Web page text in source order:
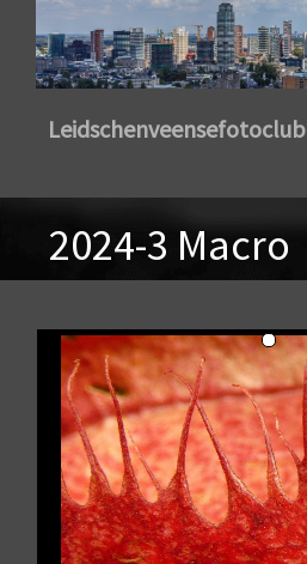
Leidschenveensefotoclub
2024-3 Macro